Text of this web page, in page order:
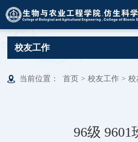
校友工作
当前位置： 首页 > 校友工作 > 校
96级 9601